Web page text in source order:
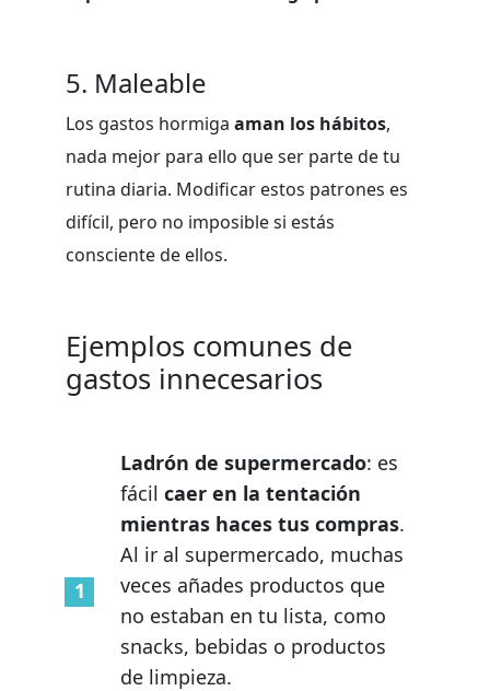
5. Maleable
Los gastos hormiga aman los hábitos,
nada mejor para ello que ser parte de tu
rutina diaria. Modificar estos patrones es
difícil, pero no imposible si estás
consciente de ellos.
Ejemplos comunes de
gastos innecesarios
Ladrón de supermercado: es
fácil caer en la tentación
mientras haces tus compras.
Al ir al supermercado, muchas
veces añades productos que
no estaban en tu lista, como
snacks, bebidas o productos
de limpieza.